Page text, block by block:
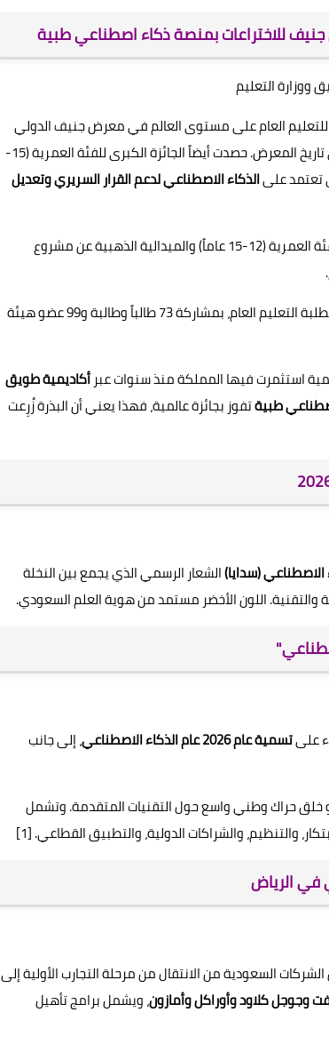
للتعليم العام على مستوى العالم في معرض جنيف الدولي
للاختراعات 2026 (الدورة الـ51)، لتصبح أول سعودية تحقق هذه الجائزة في تاريخ المعرض. حصدت أيضاً الجائزة الكبرى للفئة العمرية (15-
الذكاء الاصطناعي لدعم القرار السريري وتعديل
وفي المسار ذاته، حقق زميلها ساري سعود القحطاني الجائزة الكبرى للفئة العمرية (12-15 عاماً) والميدالية الذهبية عن مشروع
شاركت المملكة في المعرض بـ135 اختراعاً علمياً، من بينها 10 اختراعات لطلبة التعليم العام، بمشاركة 73 طالباً وطالبة و99 عضو هيئة
استثمرت فيها المملكة منذ سنوات عبرأكاديمية طويق
طبيةتفوز بجائزة عالمية، فهذا يعني أن البذرة زُرِعت
الاصطناعي (سدايا)الشعار الرسمي الذي يجمع بين النخلة
والتقنية. اللون الأخضر مستمد من هوية العلم السعودي.
علىتسمية عام 2026 عام الذكاء الاصطناعي
، إلى جانب
خلق حراك وطني واسع حول التقنيات المتقدمة. وتشمل
والتنظيم، والشراكات الدولية، والتطبيق القطاعي. [1]
السعودية من الانتقال من مرحلة التجارب الأولية إلى
وجوجل كلاود وأوراكل وأمازون، ويشمل برامج تأهيل